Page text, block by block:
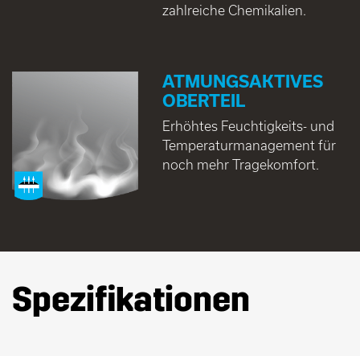
zahlreiche Chemikalien.
ATMUNGSAKTIVES
OBERTEIL
Erhöhtes Feuchtigkeits- und
Temperaturmanagement für
noch mehr Tragekomfort.
Spezifikationen